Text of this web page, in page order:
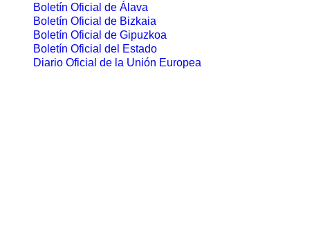
Boletín Oficial de Álava
Boletín Oficial de Bizkaia
Boletín Oficial de Gipuzkoa
Boletín Oficial del Estado
Diario Oficial de la Unión Europea